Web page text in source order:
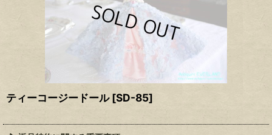
ティーコージードール [SD-85]